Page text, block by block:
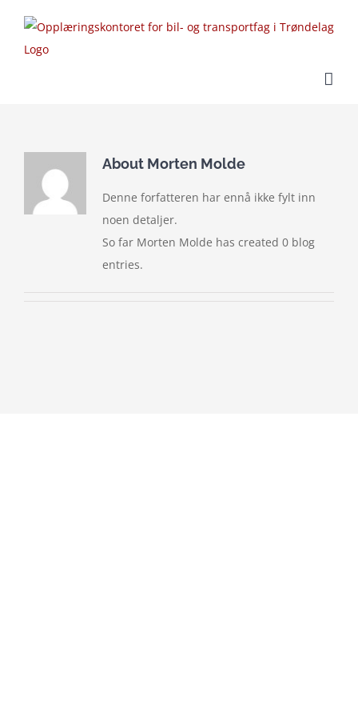
content
About Morten Molde
Denne forfatteren har ennå ikke fylt inn
noen detaljer.
So far Morten Molde has created 0 blog
entries.